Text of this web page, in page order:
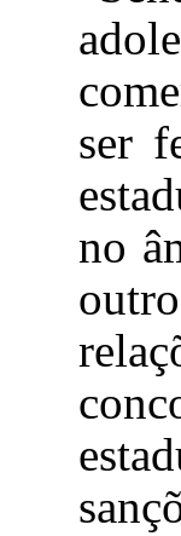
ser
no